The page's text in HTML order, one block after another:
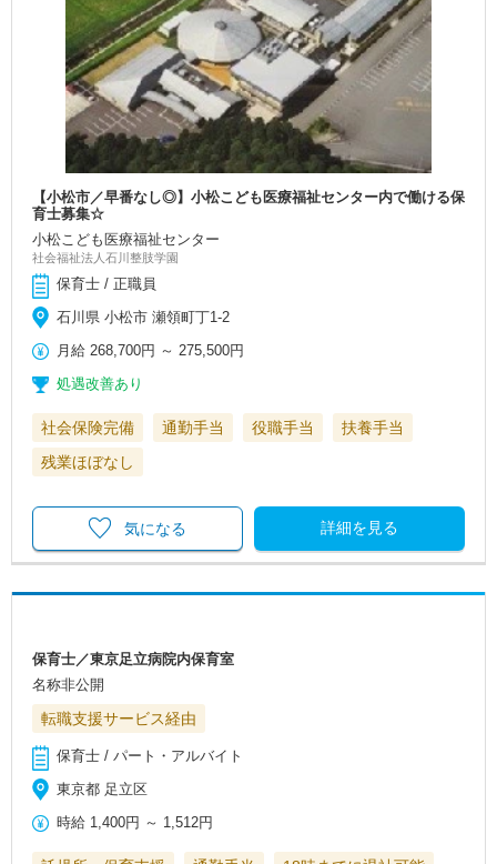
【小松市／早番なし◎】小松こども医療福祉センター内で働ける保
育士募集☆
小松こども医療福祉センター
社会福祉法人石川整肢学園
保育士 / 正職員
石川県 小松市 瀬領町丁1-2
月給 268,700円 ～ 275,500円
処遇改善あり
社会保険完備 通勤手当 役職手当
扶養手当
残業ほぼなし
詳細を見る
気になる
保育士／東京足立病院内保育室
名称非公開
転職支援サービス経由
保育士 / パート・アルバイト
東京都 足立区
時給 1,400円 ～ 1,512円